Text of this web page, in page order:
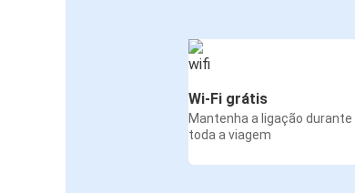
Wi-Fi grátis
Mantenha a ligação durante
toda a viagem